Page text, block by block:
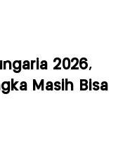
2026,
Masih Bisa